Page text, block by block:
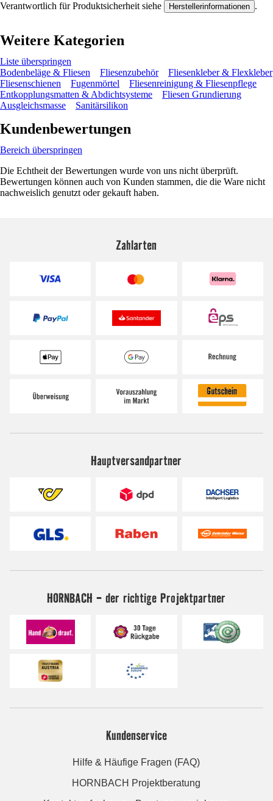
Verantwortlich für Produktsicherheit siehe Herstellerinformationen .
Weitere Kategorien
Liste überspringen
Bodenbeläge & Fliesen
Fliesenzubehör
Fliesenkleber & Flexkleber
Fliesenschienen
Fugenmörtel
Fliesenreinigung & Fliesenpflege
Entkopplungsmatten & Abdichtsysteme
Fliesen Grundierung
Ausgleichsmasse
Sanitärsilikon
Kundenbewertungen
Bereich überspringen
Die Echtheit der Bewertungen wurde von uns nicht überprüft.
Bewertungen können auch von Kunden stammen, die die Ware nicht
nachweislich genutzt oder gekauft haben.
Zahlarten
Hauptversandpartner
HORNBACH - der richtige Projektpartner
Kundenservice
Hilfe & Häufige Fragen (FAQ)
HORNBACH Projektberatung